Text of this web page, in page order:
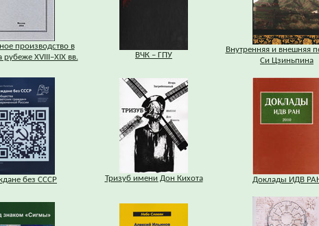
производство в
рубеже XVIII–XIX вв.
ВЧК – ГПУ
Внутренняя и внешняя
Си Цзиньпина
без СССР Тризуб имени Дон Кихота Доклады ИДВ